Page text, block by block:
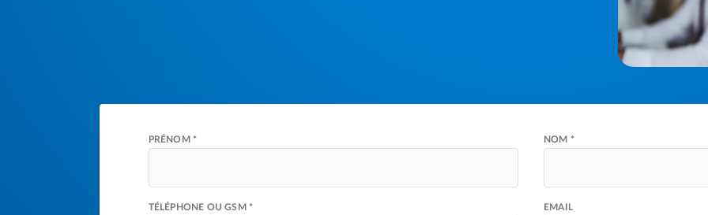
PRÉNOM * NOM *
TÉLÉPHONE OU GSM * EMAIL